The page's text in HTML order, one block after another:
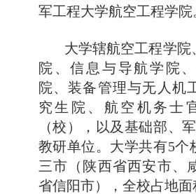
军工程大学航空工程学院
大学辖航空工程学院
院、信息与导航学院
院、装备管理与无人机
究生院、航空机务士
（校），以及基础部、
教研单位。大学共有5个
三市（陕西省西安市、
省信阳市），全校占地面